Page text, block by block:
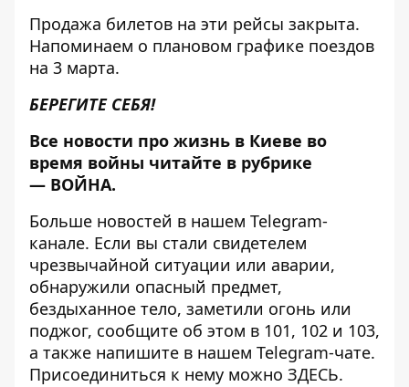
Продажа билетов на эти рейсы закрыта.
Напоминаем о плановом графике поездов
на 3 марта.
БЕРЕГИТЕ СЕБЯ!
Все новости про жизнь в Киеве во
время войны читайте в рубрике
— ВОЙНА.
Больше новостей в нашем Telegram-
канале. Если вы стали свидетелем
чрезвычайной ситуации или аварии,
обнаружили опасный предмет,
бездыханное тело, заметили огонь или
поджог, сообщите об этом в 101, 102 и 103,
а также напишите в нашем Telegram-чате.
Присоединиться к нему можно ЗДЕСЬ.